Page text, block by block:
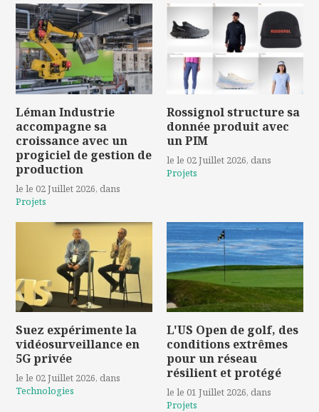
Léman Industrie
accompagne sa
croissance avec un
progiciel de gestion de
production
le le 02 Juillet 2026, dans
Projets
Rossignol structure sa
donnée produit avec
un PIM
le le 02 Juillet 2026, dans
Projets
Suez expérimente la
vidéosurveillance en
5G privée
le le 02 Juillet 2026, dans
Technologies
L'US Open de golf, des
conditions extrêmes
pour un réseau
résilient et protégé
le le 01 Juillet 2026, dans
Projets